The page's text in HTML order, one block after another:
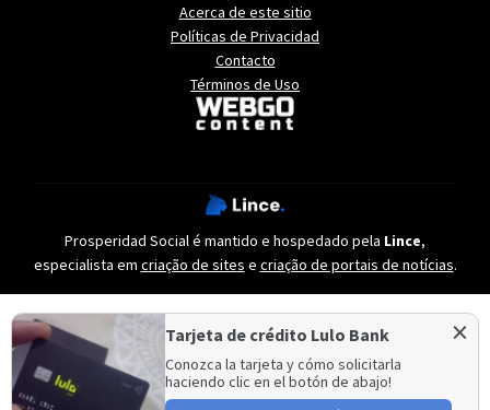
Tarjeta de crédito Lulo Bank
Conozca la tarjeta y cómo solicitarla
haciendo clic en el botón de abajo!
×
Acerca de este sitio
Políticas de Privacidad
Contacto
Términos de Uso
Prosperidad Social é mantido e hospedado pela Lince,
especialista em criação de sites e criação de portais de notícias.